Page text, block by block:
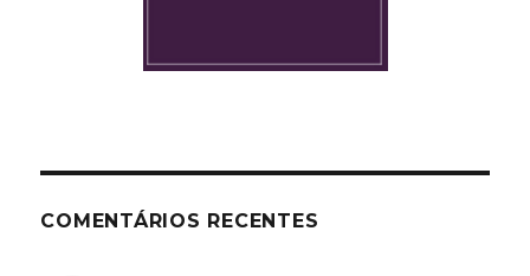
COMENTÁRIOS RECENTES